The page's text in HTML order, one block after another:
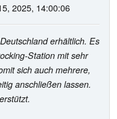
2025, 14:00:06
erhältlich. Es
Station mit sehr
sich auch mehrere,
anschließen lassen.